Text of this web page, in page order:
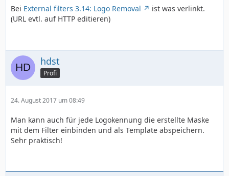
Bei External filters 3.14: Logo Removal
ist was verlinkt.
(URL evtl. auf HTTP editieren)
hdst
Profi
24. August 2017 um 08:49
Man kann auch für jede Logokennung die erstellte Maske
mit dem Filter einbinden und als Template abspeichern.
Sehr praktisch!